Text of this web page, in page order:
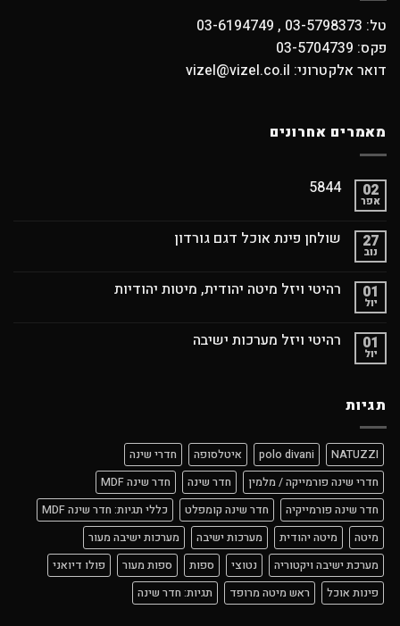
טל: 03-5798373 , 03-6194749
פקס: 03-5704739
דואר אלקטרוני: vizel@vizel.co.il
מאמרים אחרונים
02
אפר
5844
27
נוב
שולחן פינת אוכל דגם גורדון
01
יול
רהיטי ויזל מיטה יהודית, מיטות יהודיות
01
יול
רהיטי ויזל מערכות ישיבה
תגיות
NATUZZI
polo divani איטלסופה
חדרי שינה
חדרי שינה פורמייקה / מלמין
חדר שינה
חדר שינה MDF
חדר שינה פורמייקיה
חדר שינה קומפלט
כללי תגיות: חדר שינה MDF
מיטה
מיטה יהודית מערכות ישיבה
מערכות ישיבה מעור
מערכת ישיבה ויקטוריה
נטוצי ספות ספות מעור
פולו דיואני
פינות אוכל
ראש מיטה מרופד תגיות: חדר שינה